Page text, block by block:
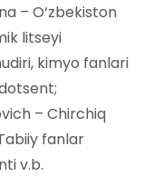
– O‘zbekiston
litseyi
kimyo fanlari
– Chirchiq
fanlar
v.b.